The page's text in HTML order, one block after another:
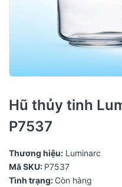
Hũ thủy tinh
P7537
Thương hiệu: Luminarc
Mã SKU: P7537
Tình trạng: Còn hàng